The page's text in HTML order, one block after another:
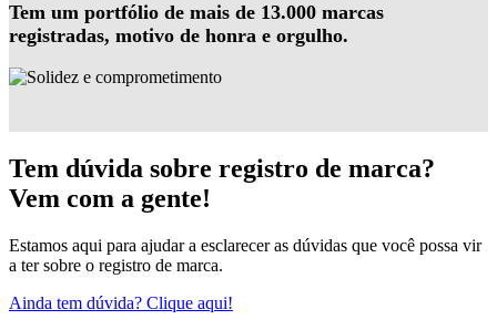
Tem um portfólio de mais de 13.000 marcas
registradas, motivo de honra e orgulho.
Tem dúvida sobre registro de marca?
Vem com a gente!
Estamos aqui para ajudar a esclarecer as dúvidas que você possa vir
a ter sobre o registro de marca.
Ainda tem dúvida? Clique aqui!